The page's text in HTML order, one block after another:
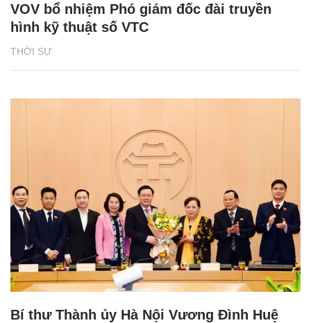
THỜI SỰ
VOV bổ nhiệm Phó giám đốc đài truyền
hình kỹ thuật số VTC
Bí thư Thành ủy Hà Nội Vương Đình Huệ